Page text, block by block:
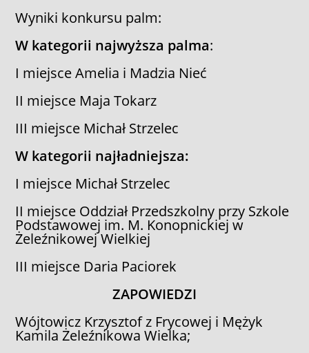
Wyniki konkursu palm:
W kategorii najwyższa palma:
I miejsce Amelia i Madzia Nieć
II miejsce Maja Tokarz
III miejsce Michał Strzelec
W kategorii najładniejsza:
I miejsce Michał Strzelec
II miejsce Oddział Przedszkolny przy Szkole
Podstawowej im. M. Konopnickiej w
Żeleźnikowej Wielkiej
III miejsce Daria Paciorek
ZAPOWIEDZI
Wójtowicz Krzysztof z Frycowej i Mężyk
Kamila Żeleźnikowa Wielka;